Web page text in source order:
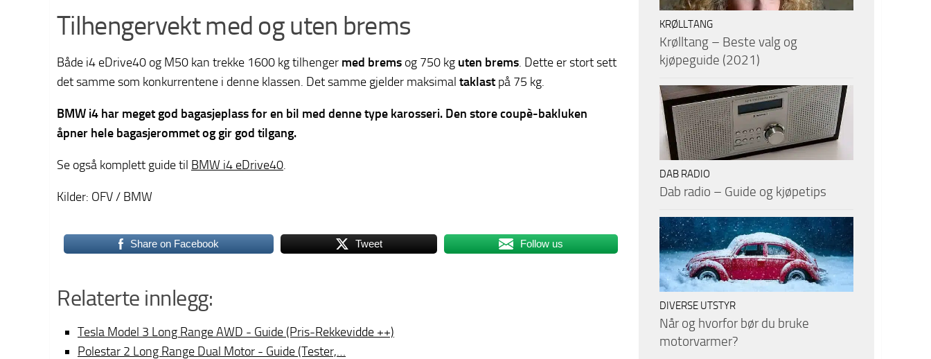
Tilhengervekt med og uten brems
Både i4 eDrive40 og M50 kan trekke 1600 kg tilhenger med brems og 750 kg uten brems. Dette er stort sett
det samme som konkurrentene i denne klassen. Det samme gjelder maksimal taklast på 75 kg.
BMW i4 har meget god bagasjeplass for en bil med denne type karosseri. Den store coupè-bakluken
åpner hele bagasjerommet og gir god tilgang.
Se også komplett guide til BMW i4 eDrive40.
Kilder: OFV / BMW
Share on Facebook Tweet Follow us
Relaterte innlegg:
Tesla Model 3 Long Range AWD - Guide (Pris-Rekkevidde ++)
Polestar 2 Long Range Dual Motor - Guide (Tester,…
KRØLLTANG
Krølltang – Beste valg og
kjøpeguide (2021)
DAB RADIO
Dab radio – Guide og kjøpetips
DIVERSE UTSTYR
Når og hvorfor bør du bruke
motorvarmer?